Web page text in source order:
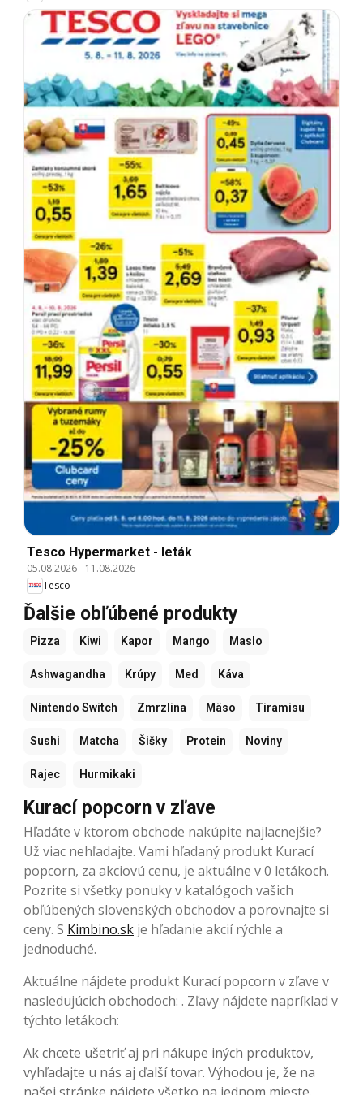
Tesco Hypermarket - leták
05.08.2026- 11.08.2026
Tesco
Ďalšie obľúbené produkty
Pizza Kiwi Kapor Mango Maslo
Ashwagandha Krúpy Med Káva
Nintendo Switch Zmrzlina Mäso Tiramisu
Sushi Matcha Šišky Protein Noviny
Rajec Hurmikaki
Kurací popcorn v zľave
Hľadáte v ktorom obchode nakúpite najlacnejšie?
Už viac nehľadajte. Vami hľadaný produkt Kurací
popcorn, za akciovú cenu, je aktuálne v 0 letákoch.
Pozrite si všetky ponuky v katalógoch vašich
obľúbených slovenských obchodov a porovnajte si
ceny. S Kimbino.sk je hľadanie akcií rýchle a
jednoduché.
Aktuálne nájdete produkt Kurací popcorn v zľave v
nasledujúcich obchodoch: . Zľavy nájdete napríklad v
týchto letákoch:
Ak chcete ušetriť aj pri nákupe iných produktov,
vyhľadajte u nás aj ďalší tovar. Výhodou je, že na